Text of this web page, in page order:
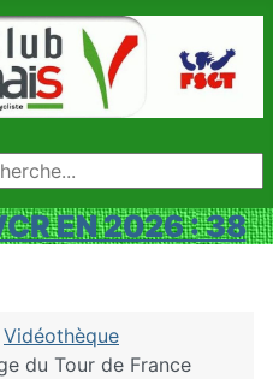
EN 2026 : 38
Vidéothèque
du Tour de France